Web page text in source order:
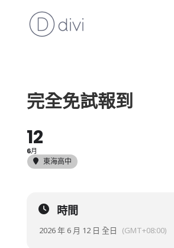
完全免試報到
12
6月
東海高中
時間
2026 年 6 月 12 日 全日 (GMT+08:00)